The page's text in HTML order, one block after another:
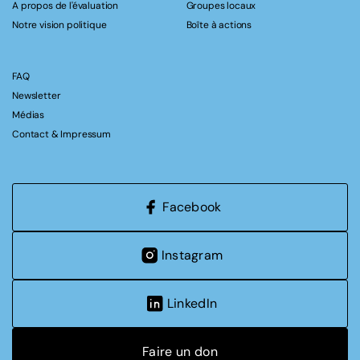
A propos de l'évaluation
Notre vision politique
Groupes locaux
Boîte à actions
FAQ
Newsletter
Médias
Contact & Impressum
Facebook
Instagram
LinkedIn
Faire un don